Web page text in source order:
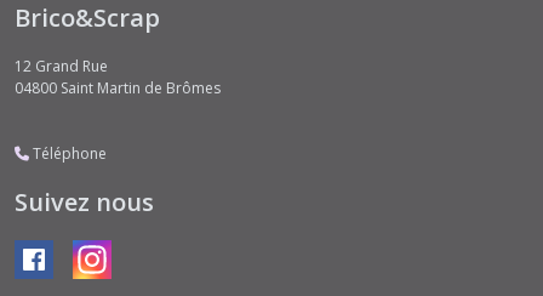
Brico&Scrap
12 Grand Rue
04800 Saint Martin de Brômes
Téléphone
Suivez nous